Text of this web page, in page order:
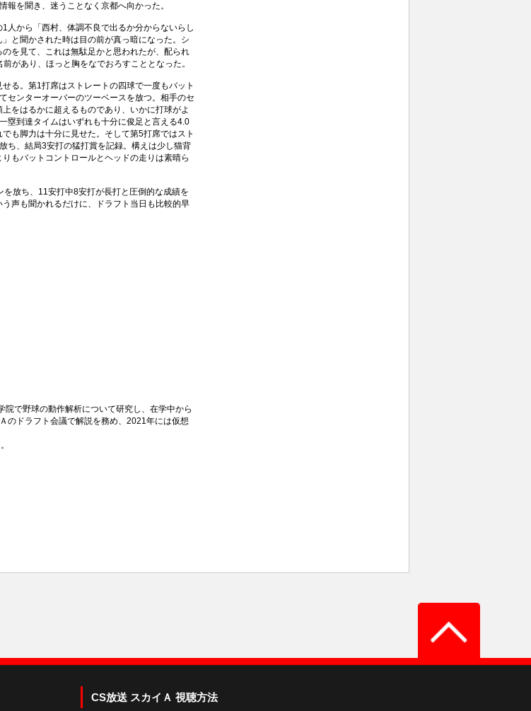
を聞き、迷うことなく京都へ向かった。
から「西村、体調不良で出るか分からないらし
と聞かされた時は目の前が真っ暗になった。シ
を見て、これは無駄足かと思われたが、配られ
があり、ほっと胸をなでおろすこととなった。
る。第1打席はストレートの四球で一度もバット
センターオーバーのツーベースを放つ。相手のセ
をはるかに超えるものであり、いかに打球がよ
塁到達タイムはいずれも十分に俊足と言える4.0
も脚力は十分に見せた。そして第5打席ではスト
ち、結局3安打の猛打賞を記録。構えは少し猫背
もバットコントロールとヘッドの走りは素晴ら
放ち、11安打中8安打が長打と圧倒的な成績を
声も聞かれるだけに、ドラフト当日も比較的早
で野球の動作解析について研究し、在学中から
のドラフト会議で解説を務め、2021年には仮想
CS放送 スカイＡ 視聴方法